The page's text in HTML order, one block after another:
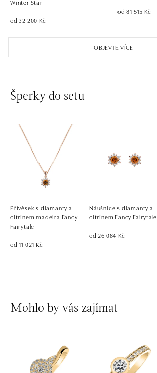
OBJEVTE VÍCE
od 32 200 Kč
od 81 515 Kč
Šperky do setu
Přívěsek s diamanty a
citrínem madeira Fancy
Fairytale
od 11 021 Kč
Náušnice s diamanty a
citrínem Fancy Fairytale
od 26 084 Kč
Mohlo by vás zajímat